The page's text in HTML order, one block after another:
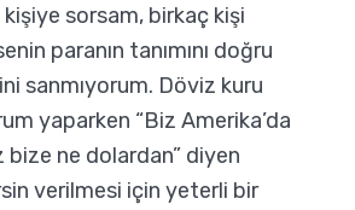
sorsam, birkaç kişi
paranın tanımını doğru
sanmıyorum. Döviz kuru
yaparken “Biz Amerika’da
bize ne dolardan” diyen
verilmesi için yeterli bir